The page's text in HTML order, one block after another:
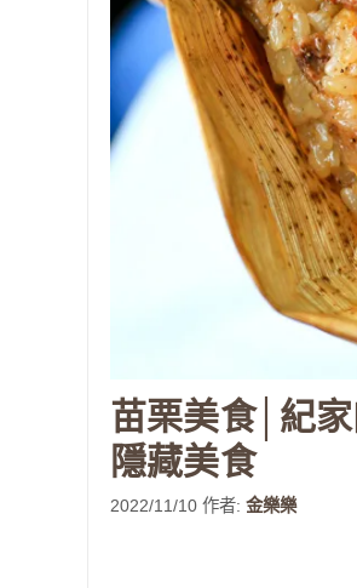
苗栗美食│紀
隱藏美食
2022/11/10 作者: 金樂樂